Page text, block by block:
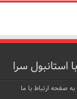
استانبول سرا
صفحه ارتباط با ما